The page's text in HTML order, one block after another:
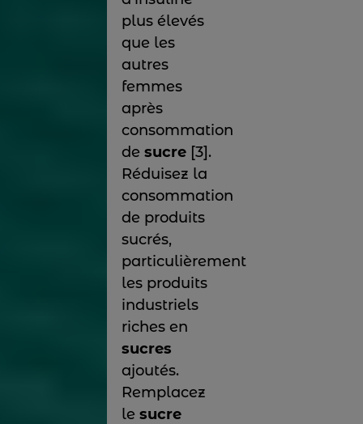
plus élevés
que les
autres
femmes
après
consommation
desucre [3].
Réduisez la
consommation
de produits
sucrés,
particulièrement
les produits
industriels
riches en
sucres
ajoutés.
Remplacez
lesucre